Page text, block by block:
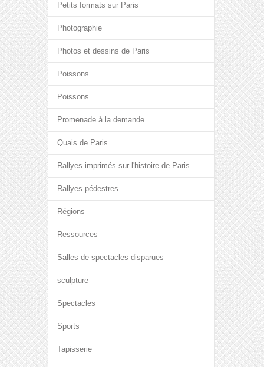
Petits formats sur Paris
Photographie
Photos et dessins de Paris
Poissons
Poissons
Promenade à la demande
Quais de Paris
Rallyes imprimés sur l'histoire de Paris
Rallyes pédestres
Régions
Ressources
Salles de spectacles disparues
sculpture
Spectacles
Sports
Tapisserie